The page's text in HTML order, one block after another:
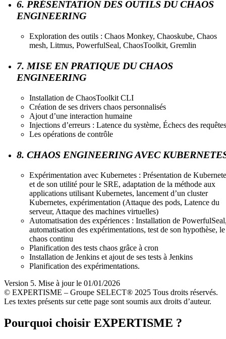
6. PRÉSENTATION DES OUTILS DU CHAOS
ENGINEERING
Exploration des outils : Chaos Monkey, Chaoskube, Chaos
mesh, Litmus, PowerfulSeal, ChaosToolkit, Gremlin
7. MISE EN PRATIQUE DU CHAOS
ENGINEERING
Installation de ChaosToolkit CLI
Création de ses drivers chaos personnalisés
Ajout d’une interaction humaine
Injections d’erreurs : Latence du système, Échecs des requêtes
Les opérations de contrôle
8. CHAOS ENGINEERING AVEC
Expérimentation avec Kubernetes : Présentation de
et de son utilité pour le SRE, adaptation de la méthode aux
applications utilisant Kubernetes, lancement d’un cluster
Kubernetes, expérimentation (Attaque des pods, Latence du
serveur, Attaque des machines virtuelles)
Automatisation des expériences : Installation de
automatisation des expérimentations, test de son hypothèse, le
chaos continu
Planification des tests chaos grâce à cron
Installation de Jenkins et ajout de ses tests à Jenkins
Planification des expérimentations.
Version 5. Mise à jour le 01/01/2026
© EXPERTISME – Groupe SELECT® 2025 Tous droits réservés.
Les textes présents sur cette page sont soumis aux droits d’auteur.
Pourquoi choisir EXPERTISME ?